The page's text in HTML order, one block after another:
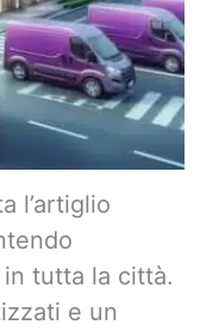
l’artiglio
tutta la città.
e un